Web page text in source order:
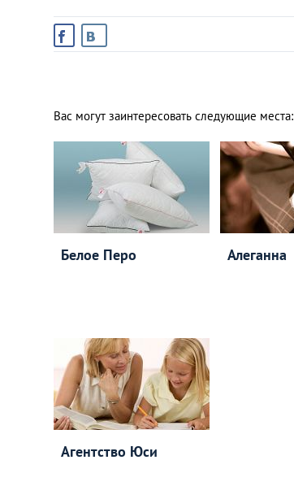
Вас могут заинтересовать следующие места:
Белое Перо Алеганна
Агентство Юси